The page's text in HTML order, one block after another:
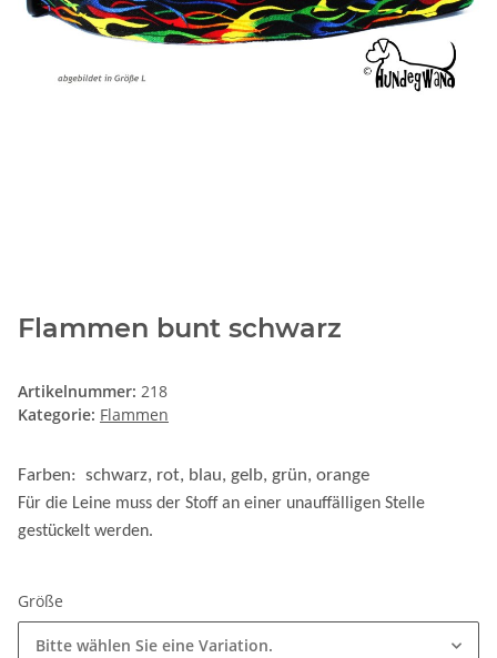
Flammen bunt schwarz
Artikelnummer: 218
Kategorie: Flammen
Farben: schwarz, rot, blau, gelb, grün, orange
Für die Leine muss der Stoff an einer unauffälligen Stelle
gestückelt werden.
Größe
Bitte wählen Sie eine Variation.